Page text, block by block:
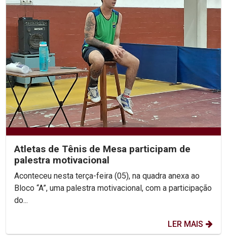
Atletas de Tênis de Mesa participam de
palestra motivacional
Aconteceu nesta terça-feira (05), na quadra anexa ao
Bloco “A”, uma palestra motivacional, com a participação
do...
LER MAIS